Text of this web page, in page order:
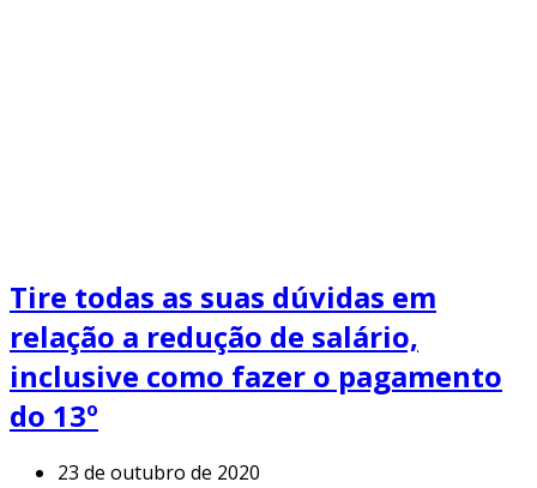
Tire todas as suas dúvidas em
relação a redução de salário,
inclusive como fazer o pagamento
do 13º
23 de outubro de 2020